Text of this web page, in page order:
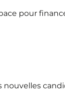
pour